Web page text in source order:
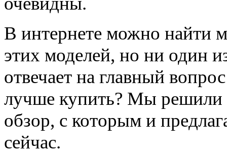
В интернете можно найти
этих моделей, но ни один
отвечает на главный
лучше купить? Мы решили
обзор, с которым и
сейчас.